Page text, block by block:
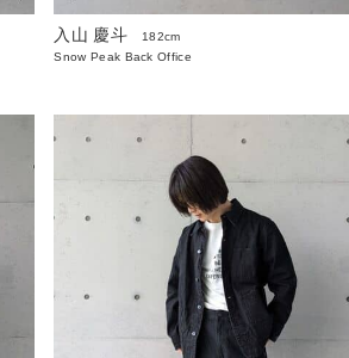
入山 慶斗
182cm
Snow Peak Back Office